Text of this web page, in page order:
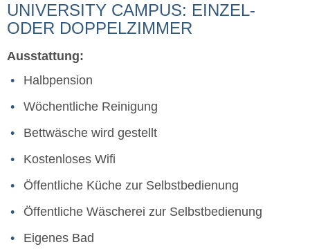
UNIVERSITY CAMPUS: EINZEL-
ODER DOPPELZIMMER
Ausstattung:
Halbpension
Wöchentliche Reinigung
Bettwäsche wird gestellt
Kostenloses Wifi
Öffentliche Küche zur Selbstbedienung
Öffentliche Wäscherei zur Selbstbedienung
Eigenes Bad